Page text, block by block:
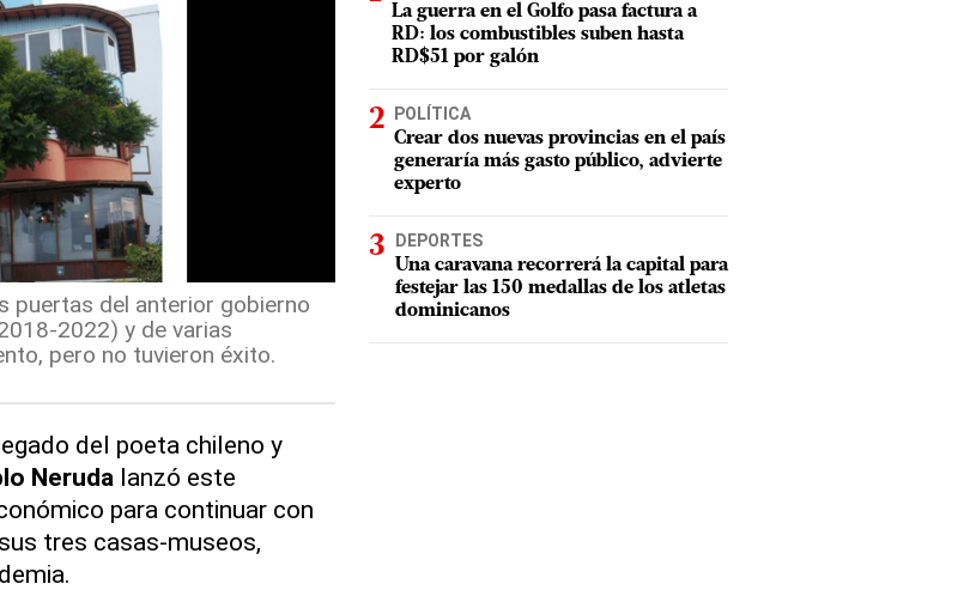
puertas del anterior gobierno
2022) y de varias
pero no tuvieron éxito.
del poeta chileno y
Neruda lanzó este
para continuar con
tres casas-museos,
La guerra en el Golfo pasa factura a
RD: los combustibles suben hasta
RD$51 por galón
POLÍTICA
Crear dos nuevas provincias en el país
generaría más gasto público, advierte
experto
DEPORTES
Una caravana recorrerá la capital para
festejar las 150 medallas de los atletas
dominicanos